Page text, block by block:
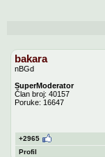
bakara
nBGd
SuperModerator
Član broj: 40157
Poruke: 16647
+2965
Profil